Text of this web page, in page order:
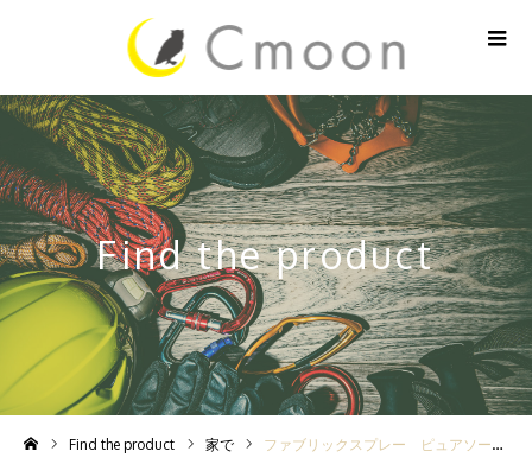
Find the product
Find the product 家で ファブリックスプレー ピュアソープ １３５ｍｌ